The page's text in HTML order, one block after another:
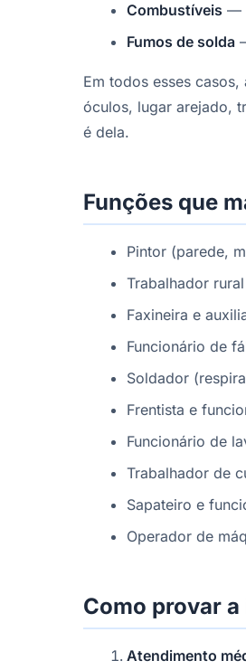
Combustíveis —
Fumos de solda
Em todos esses
óculos, lugar arejado,
é dela.
Funções que
Pintor (parede,
Trabalhador
Faxineira e
Funcionário de
Soldador
Frentista e
Funcionário de
Trabalhador de
Sapateiro e
Operador de
Como provar
Atendimento